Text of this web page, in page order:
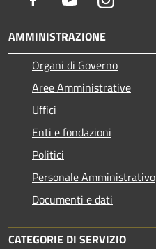
AMMINISTRAZIONE
Organi di Governo
Aree Amministrative
Uffici
Enti e fondazioni
Politici
Personale Amministrativo
Documenti e dati
CATEGORIE DI SERVIZIO